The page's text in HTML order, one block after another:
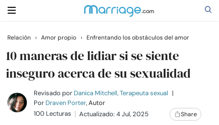
Buscar
Casarse
Relaciones
Relación › Amor propio › Enfrentando los obstáculos del amor
10 maneras de lidiar si se siente
inseguro acerca de su sexualidad
Revisado por Danica Mitchell, Terapeuta sexual |
Por Draven Porter, Autor
100 Lecturas
Actualizado: 4 Jul, 2025 Share